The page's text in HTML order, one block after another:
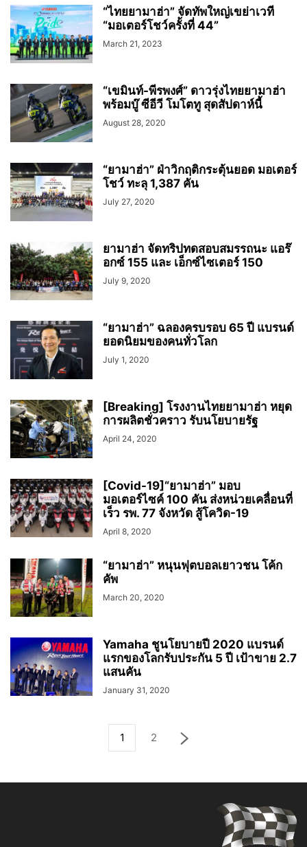
“ไทยยามาฮ่า” จัดทัพใหญ่เขย่าเวที
“มอเตอร์โชว์ครั้งที่ 44”
March 21, 2023
“เขมินท์-พีรพงศ์” ดาวรุ่งไทยยามาฮ่า
พร้อมบู๊ ซีอีวี โมโตทู สุดสัปดาห์นี้
August 28, 2020
“ยามาฮ่า”​ ฝ่าวิกฤติกระตุ้นยอด มอเตอร์
โชว์ ทะลุ 1,387 คัน
July 27, 2020
ยามาฮ่า จัดทริปทดสอบสมรรถนะ แอร๊
อกซ์ 155 และ เอ็กซ์ไซเตอร์ 150
July 9, 2020
“ยามาฮ่า” ฉลองครบรอบ 65 ปี แบรนด์
ยอดนิยมของคนทั่วโลก
July 1, 2020
[Breaking] โรงงานไทยยามาฮ่า หยุด
การผลิตชั่วคราว รับนโยบายรัฐ
April 24, 2020
[Covid-19]“ยามาฮ่า” มอบ
มอเตอร์ไซค์ 100 คัน ส่งหน่วยเคลื่อนที่
เร็ว รพ. 77 จังหวัด สู้โควิด-19
April 8, 2020
“ยามาฮ่า” หนุนฟุตบอลเยาวชน โค้ก
คัพ
March 20, 2020
Yamaha ชูนโยบายปี 2020 แบรนด์
แรกของโลกรับประกัน 5 ปี เป้าขาย 2.7
แสนคัน
January 31, 2020
1 2